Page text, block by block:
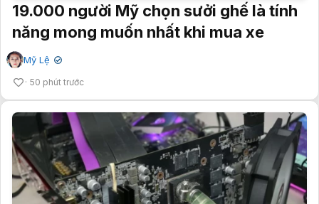
19.000 người Mỹ chọn sưởi ghế là tính
năng mong muốn nhất khi mua xe
Mỹ Lệ ✔
50 phút trước